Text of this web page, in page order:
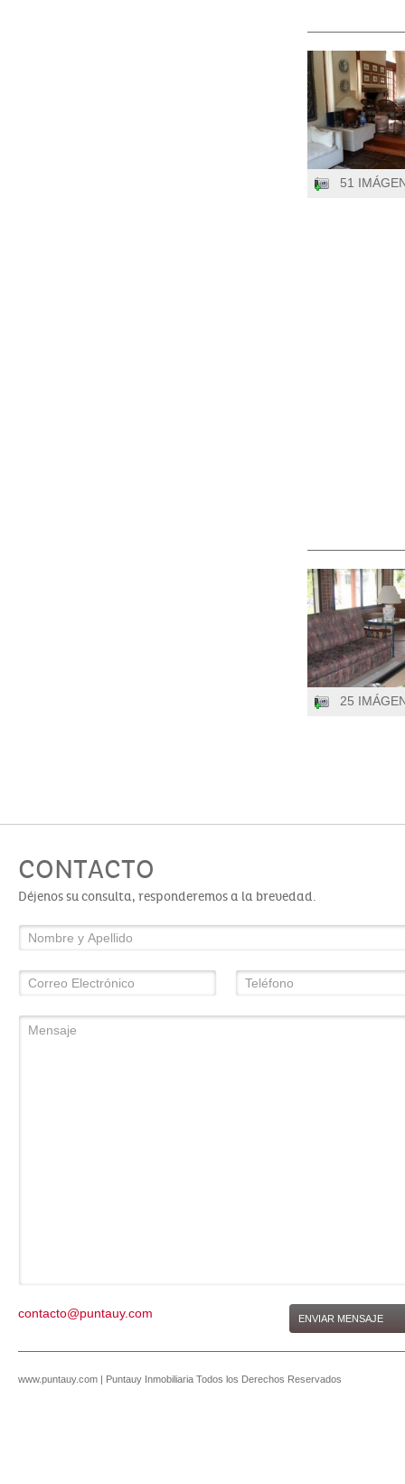
51
25
CONTACTO
Déjenos su consulta, responderemos a la brevedad.
contacto@puntauy.com ENVIAR MENSAJE
www.puntauy.com | Puntauy Inmobiliaria Todos los Derechos Reservados